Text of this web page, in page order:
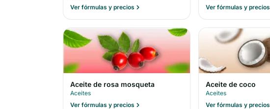
Ver fórmulas y precios
Ver fórmulas y precios
Aceite de rosa mosqueta
Aceites
Ver fórmulas y precios
Aceite de coco
Aceites
Ver fórmulas y precios